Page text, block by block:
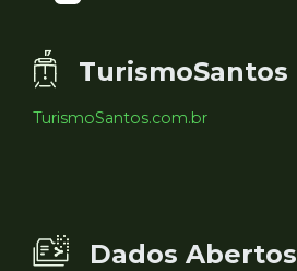
TurismoSantos
TurismoSantos.com.br
Dados Abertos